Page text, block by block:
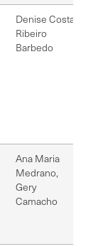
Denise Costa
Ribeiro
Barbedo
Ana Maria
Medrano,
Gery
Camacho